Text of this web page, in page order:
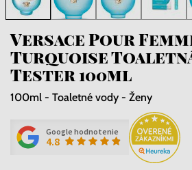
Versace Pour
Turquoise
Tester 100ml
100ml - Toaletné vody - Ženy
Google hodnotenie
4.8